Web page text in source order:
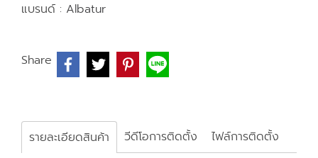
แบรนด์ : Albatur
Share
รายละเอียดสินค้า วีดีโอการติดตั้ง
ไฟล์การติดตั้ง